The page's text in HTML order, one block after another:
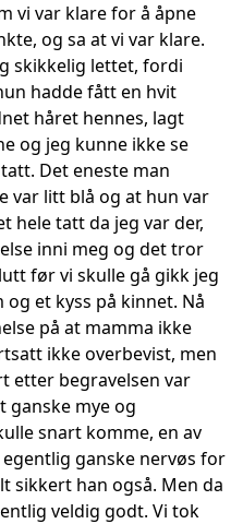
vi var klare for å åpne
og sa at vi var klare.
skikkelig lettet, fordi
hadde fått en hvit
håret hennes, lagt
og jeg kunne ikke se
Det eneste man
var litt blå og at hun var
hele tatt da jeg var der,
inni meg og det tror
før vi skulle gå gikk jeg
et kyss på kinnet. Nå
på at mamma ikke
ikke overbevist, men
etter begravelsen var
ganske mye og
snart komme, en av
egentlig ganske nervøs for
sikkert han også. Men da
veldig godt. Vi tok